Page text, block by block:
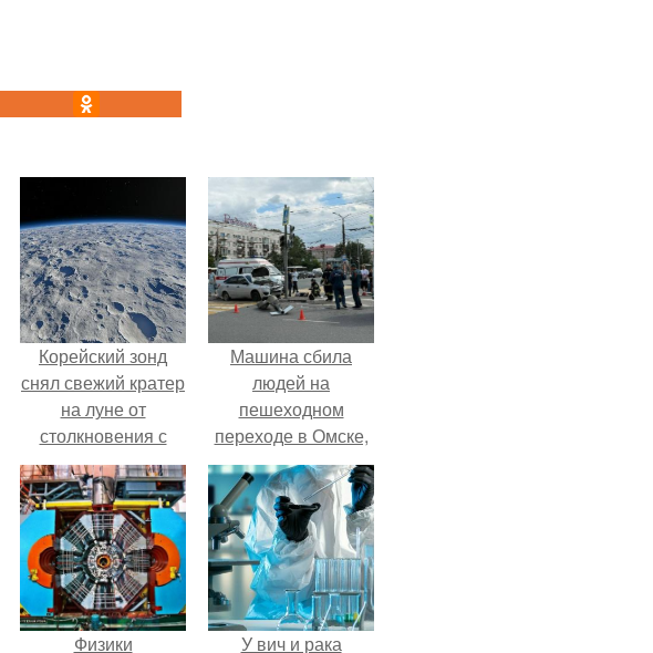
Корейский зонд
снял свежий кратер
на луне от
столкновения с
обломком Falcon 9.
Машина сбила
людей на
пешеходном
переходе в Омске,
пострадали 8
человек.
Физики У вич и рака